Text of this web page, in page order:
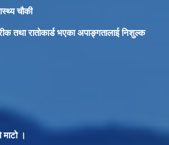
चौकी
तथा रातोकार्ड भएका अपाङ्गतालाई निशुल्क
।